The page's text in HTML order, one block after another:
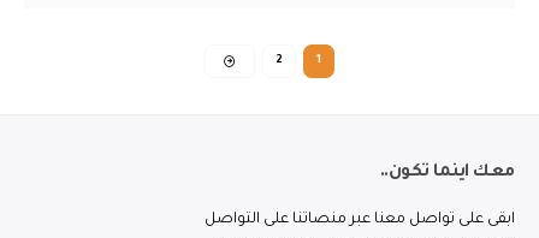
1
2
معك اينما تكون..
ابقى على تواصل معنا عبر منصاتنا على التواصل